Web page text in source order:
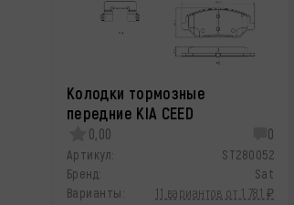
Колодки тормозные
передние KIA CEED
0,00 0
Артикул:
ST280052
Бренд:
Sat
Варианты:
11 вариантов от 1 781 ₽